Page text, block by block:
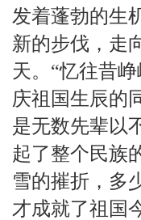
发着蓬勃的生
新的步伐，走
天。 “忆往昔
庆祖国生辰的
是无数先辈以
起了整个民族
雪的摧折，多
才成就了祖国